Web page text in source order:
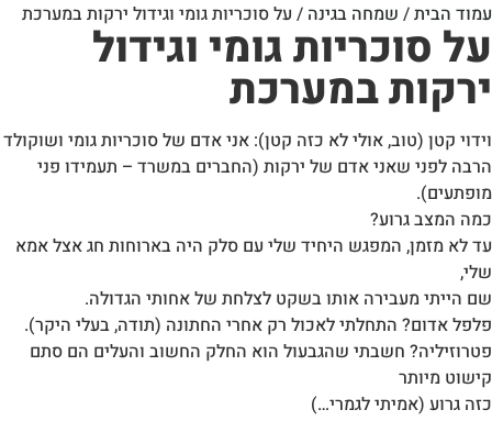
עמוד הבית/ שמחה בגינה / על סוכריות גומי וגידול ירקות במערכת
על סוכריות גומי וגידול
ירקות במערכת
וידוי קטן (טוב, אולי לא כזה קטן): אני אדם של סוכריות גומי ושוקולד
הרבה לפני שאני אדם של ירקות (החברים במשרד – תעמידו פני
מופתעים).
כמה המצב גרוע?
עד לא מזמן, המפגש היחיד שלי עם סלק היה בארוחות חג אצל אמא
שלי,
שם הייתי מעבירה אותו בשקט לצלחת של אחותי הגדולה.
פלפל אדום? התחלתי לאכול רק אחרי החתונה (תודה, בעלי היקר).
פטרוזיליה? חשבתי שהגבעול הוא החלק החשוב והעלים הם סתם
קישוט מיותר
כזה גרוע (אמיתי לגמרי…)